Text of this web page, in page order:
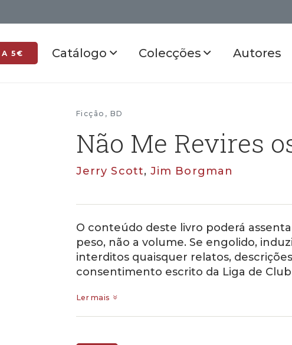
A 5€ Catálogo Colecções Autores
Ficção , BD
Não Me Revires
Jerry Scott,Jim Borgman
O conteúdo deste livro poderá
peso, não a volume. Se engolido,
interditos quaisquer relatos,
consentimento escrito da Liga de
Ler mais